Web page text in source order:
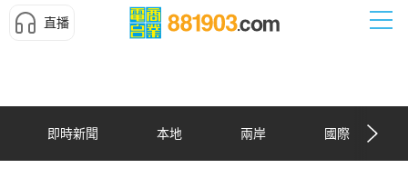
直播
即時新聞 本地 兩岸 國際